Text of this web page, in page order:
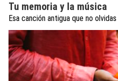
Tu memoria y la música
Esa canción antigua que no